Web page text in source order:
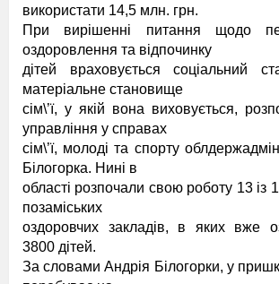
використати 14,5 млн. грн.
При вирішенні питання щодо
оздоровлення та відпочинку
дітей враховується соціальний
матеріальне становище
сім\’ї, у якій вона виховується,
управління у справах
сім\’ї, молоді та спорту
Білогорка. Нині в
області розпочали свою роботу 13 із
позаміських
оздоровчих закладів, в яких вже
3800 дітей.
За словами Андрія Білогорки, у